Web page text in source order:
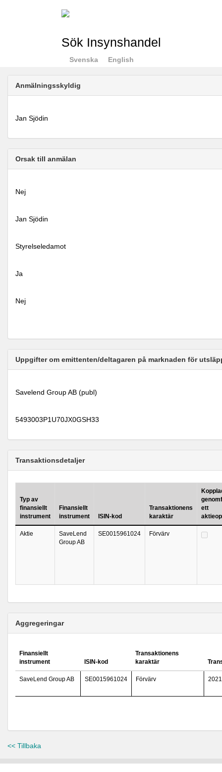
Sök Insynshandel
Svenska English
Anmälningsskyldig
Jan Sjödin
Orsak till anmälan
Nej
Jan Sjödin
Styrelseledamot
Ja
Nej
Uppgifter om emittenten/deltagaren på marknaden för
Savelend Group AB (publ)
5493003P1U70JX0GSH33
Transaktionsdetaljer
Typ av
finansiellt
instrument
Finansiellt
instrument
ISIN-kod
Transaktionens
karaktär
ett
Aktie
SaveLend
Group AB
SE0015961024 Förvärv
Aggregeringar
Finansiellt
instrument
ISIN-kod
Transaktionens
karaktär
SaveLend Group AB SE0015961024 Förvärv
<< Tillbaka